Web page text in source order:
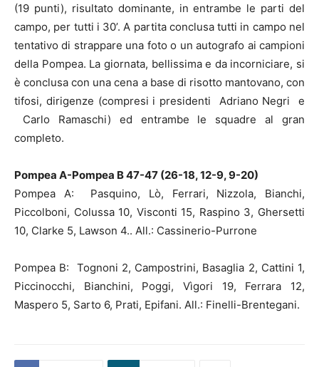
(19 punti), risultato dominante, in entrambe le parti del
campo, per tutti i 30’. A partita conclusa tutti in campo nel
tentativo di strappare una foto o un autografo ai campioni
della Pompea. La giornata, bellissima e da incorniciare, si
è conclusa con una cena a base di risotto mantovano, con
tifosi, dirigenze (compresi i presidenti Adriano Negri e
Carlo Ramaschi) ed entrambe le squadre al gran
completo.
Pompea A-Pompea B 47-47 (26-18, 12-9, 9-20)
Pompea A: Pasquino, Lò, Ferrari, Nizzola, Bianchi,
Piccolboni, Colussa 10, Visconti 15, Raspino 3, Ghersetti
10, Clarke 5, Lawson 4.. All.: Cassinerio-Purrone
Pompea B: Tognoni 2, Campostrini, Basaglia 2, Cattini 1,
Piccinocchi, Bianchini, Poggi, Vìgori 19, Ferrara 12,
Maspero 5, Sarto 6, Prati, Epifani. All.: Finelli-Brentegani.